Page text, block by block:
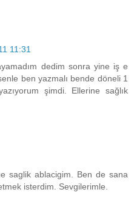
11:31
dedim sonra yine iş e
ben yazmalı bende döneli 1
şimdi. Ellerine sağlık
saglik ablacigim. Ben de sana
isterdim. Sevgilerimle.